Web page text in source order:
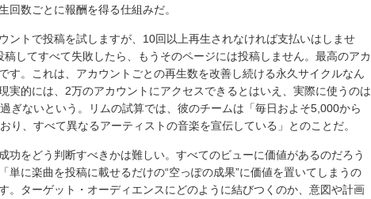
回数ごとに報酬を得る仕組みだ。
ントで投稿を試しますが、10回以上再生されなければ支払いはしませ
稿してすべて失敗したら、もうそのページには投稿しません。最高のアカ
す。これは、アカウントごとの再生数を改善し続ける永久サイクルなん
実的には、2万のアカウントにアクセスできるとはいえ、実際に使うのは
ぎないという。リムの試算では、彼のチームは「毎日およそ5,000から
り、すべて異なるアーティストの音楽を宣伝している」とのことだ。
功をどう判断すべきかは難しい。すべてのビューに価値があるのだろう
に楽曲を投稿に載せるだけの“空っぽの成果”に価値を置いてしまうの
。ターゲット・オーディエンスにどのように結びつくのか、意図や計画